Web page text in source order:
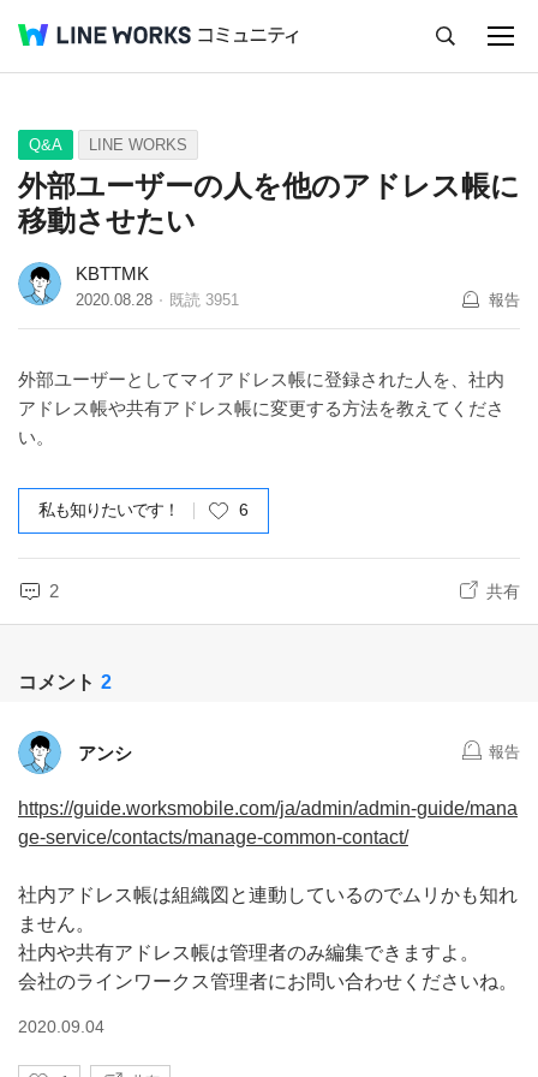
Q&A Tips Ideas
Q&A LINE WORKS
外部ユーザーの人を他のアドレス帳に
移動させたい
KBTTMK
2020.08.28 既読 3951 報告
外部ユーザーとしてマイアドレス帳に登録された人を、社内
アドレス帳や共有アドレス帳に変更する方法を教えてくださ
い。
私も知りたいです！ 6
2 共有
コメント 2
アンシ 報告
https://guide.worksmobile.com/ja/admin/admin-guide/mana
ge-service/contacts/manage-common-contact/
社内アドレス帳は組織図と連動しているのでムリかも知れ
ません。
社内や共有アドレス帳は管理者のみ編集できますよ。
会社のラインワークス管理者にお問い合わせくださいね。
2020.09.04